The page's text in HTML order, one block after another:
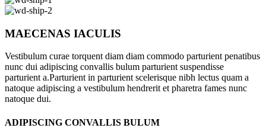
MAECENAS IACULIS
Vestibulum curae torquent diam diam commodo parturient penatibus
nunc dui adipiscing convallis bulum parturient suspendisse
parturient a.Parturient in parturient scelerisque nibh lectus quam a
natoque adipiscing a vestibulum hendrerit et pharetra fames nunc
natoque dui.
ADIPISCING CONVALLIS BULUM